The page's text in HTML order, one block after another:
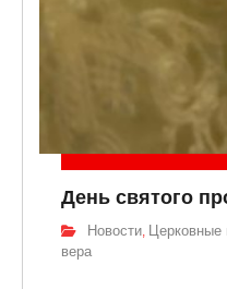
День святого
Новости, Церковные
вера